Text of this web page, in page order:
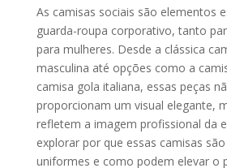
As camisas sociais são elementos
guarda-roupa corporativo, tanto
para mulheres. Desde a clássica
masculina até opções como a
camisa gola italiana, essas peças
proporcionam um visual elegante,
refletem a imagem profissional da
explorar por que essas camisas
uniformes e como podem elevar o